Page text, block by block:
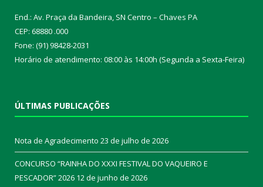
End.: Av. Praça da Bandeira, SN Centro – Chaves PA
CEP: 68880 .000
Fone: (91) 98428-2031
Horário de atendimento: 08:00 às 14:00h (Segunda a Sexta-Feira)
ÚLTIMAS PUBLICAÇÕES
Nota de Agradecimento 23 de julho de 2026
CONCURSO “RAINHA DO XXXI FESTIVAL DO VAQUEIRO E
PESCADOR” 2026 12 de junho de 2026